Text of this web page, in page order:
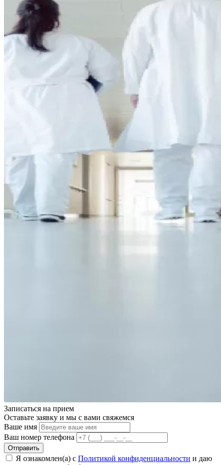
Записаться на прием
Оставьте заявку и мы с вами свяжемся
Ваше имя
Ваш номер телефона
Отправить
Я ознакомлен(а) с Политикой конфиденциальности и даю